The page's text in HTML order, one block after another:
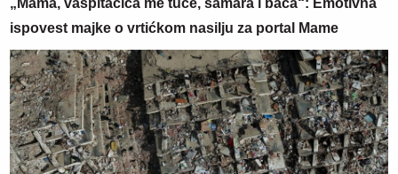
„Mama, vaspitačica me tuče, šamara i baca“: Emotivna
ispovest majke o vrtićkom nasilju za portal Mame